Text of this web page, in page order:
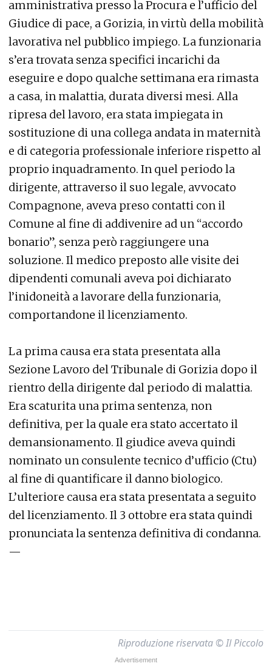
amministrativa presso la Procura e l’ufficio del
Giudice di pace, a Gorizia, in virtù della mobilità
lavorativa nel pubblico impiego. La funzionaria
s’era trovata senza specifici incarichi da
eseguire e dopo qualche settimana era rimasta
a casa, in malattia, durata diversi mesi. Alla
ripresa del lavoro, era stata impiegata in
sostituzione di una collega andata in maternità
e di categoria professionale inferiore rispetto al
proprio inquadramento. In quel periodo la
dirigente, attraverso il suo legale, avvocato
Compagnone, aveva preso contatti con il
Comune al fine di addivenire ad un “accordo
bonario”, senza però raggiungere una
soluzione. Il medico preposto alle visite dei
dipendenti comunali aveva poi dichiarato
l’inidoneità a lavorare della funzionaria,
comportandone il licenziamento.
La prima causa era stata presentata alla
Sezione Lavoro del Tribunale di Gorizia dopo il
rientro della dirigente dal periodo di malattia.
Era scaturita una prima sentenza, non
definitiva, per la quale era stato accertato il
demansionamento. Il giudice aveva quindi
nominato un consulente tecnico d’ufficio (Ctu)
al fine di quantificare il danno biologico.
L’ulteriore causa era stata presentata a seguito
del licenziamento. Il 3 ottobre era stata quindi
pronunciata la sentenza definitiva di condanna.
—
Riproduzione riservata © Il Piccolo